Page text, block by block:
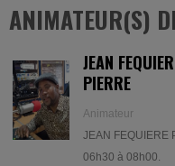
ANIMATEUR(S)
JEAN
PIERRE
Animateur
JEAN FEQUIERE
06h30 à 08h00.